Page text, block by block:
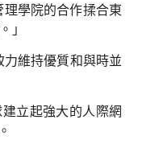
學院的合作揉合東
」
維持優質和與時並
立起強大的人際網